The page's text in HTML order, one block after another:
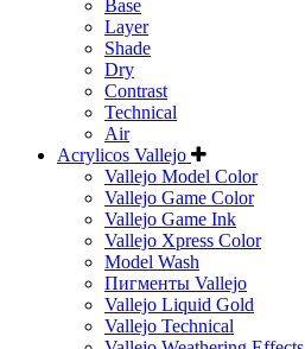
Base
Layer
Shade
Dry
Contrast
Technical
Air
Acrylicos Vallejo
Vallejo Model Color
Vallejo Game Color
Vallejo Game Ink
Vallejo Xpress Color
Model Wash
Пигменты Vallejo
Vallejo Liquid Gold
Vallejo Technical